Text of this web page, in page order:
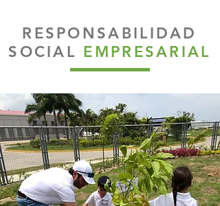
RESPONSABILIDAD
SOCIAL EMPRESARIAL